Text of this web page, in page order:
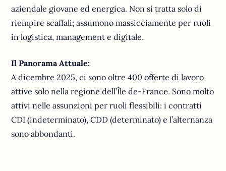
aziendale giovane ed energica. Non si tratta solo di
riempire scaffali; assumono massicciamente per ruoli
in logistica, management e digitale.
Il Panorama Attuale:
A dicembre 2025, ci sono oltre 400 offerte di lavoro
attive solo nella regione dell’Île de-France. Sono molto
attivi nelle assunzioni per ruoli flessibili: i contratti
CDI (indeterminato), CDD (determinato) e l’alternanza
sono abbondanti.